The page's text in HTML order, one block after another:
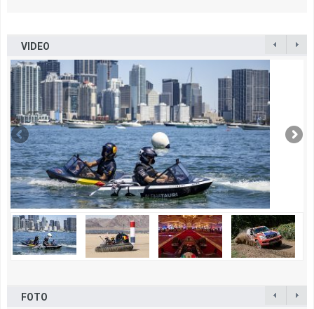
VIDEO
FOTO